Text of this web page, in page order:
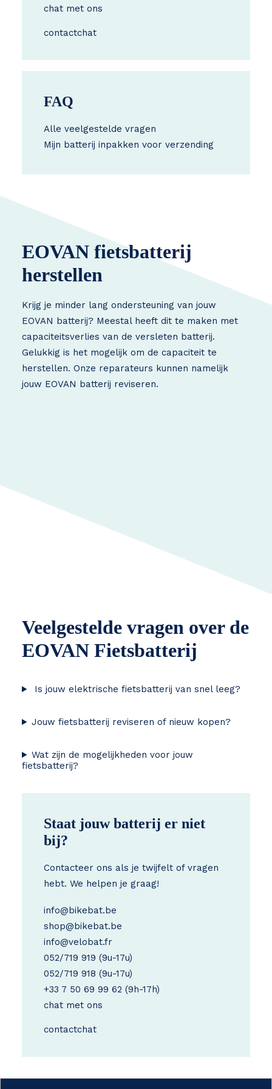
chat met ons
contactchat
FAQ
Alle veelgestelde vragen
Mijn batterij inpakken voor verzending
EOVAN fietsbatterij
herstellen
Krijg je minder lang ondersteuning van jouw
EOVAN batterij? Meestal heeft dit te maken met
capaciteitsverlies van de versleten batterij.
Gelukkig is het mogelijk om de capaciteit te
herstellen. Onze reparateurs kunnen namelijk
jouw EOVAN batterij reviseren.
Veelgestelde vragen over de
EOVAN Fietsbatterij
Is jouw elektrische fietsbatterij van snel leeg?
Jouw fietsbatterij reviseren of nieuw kopen?
Wat zijn de mogelijkheden voor jouw
fietsbatterij?
Staat jouw batterij er niet
bij?
Contacteer ons als je twijfelt of vragen
hebt. We helpen je graag!
info@bikebat.be
shop@bikebat.be
info@velobat.fr
052/719 919 (9u-17u)
052/719 918 (9u-17u)
+33 7 50 69 99 62 (9h-17h)
chat met ons
contactchat